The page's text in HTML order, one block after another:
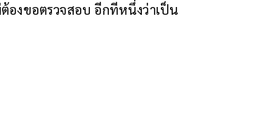
องขอตรวจสอบ อีกทีหนึ่งว่าเป็น